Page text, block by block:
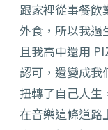
跟家裡從事餐飲
外食，所以我過
且我高中還用
認可，還變成我
扭轉了自己人生
在音樂這條道路